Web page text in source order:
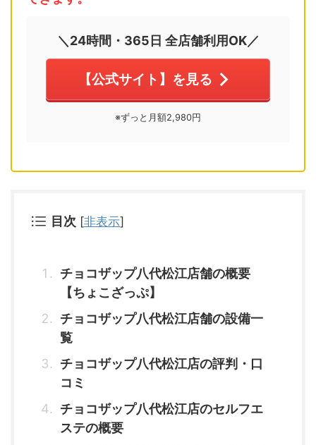
＼24時間・365日 全店舗利用OK／
【公式サイト】を見る
※ずっと月額2,980円
目次 [非表示]
チョコザップ八代松江店舗の概要
【ちょこざっぷ】
チョコザップ八代松江店舗の設備一
覧
チョコザップ八代松江店の評判・口
コミ
チョコザップ八代松江店のセルフエ
ステの概要